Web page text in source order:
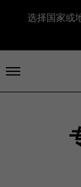
选择国家或
打开菜单